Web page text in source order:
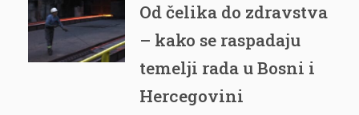
Od čelika do zdravstva
– kako se raspadaju
temelji rada u Bosni i
Hercegovini